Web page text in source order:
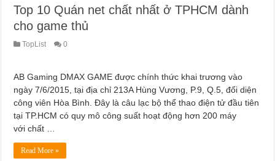
Top 10 Quán net chất nhất ở TPHCM dành
cho game thủ
TopList 0
AB Gaming DMAX GAME được chính thức khai trương vào
ngày 7/6/2015, tại địa chỉ 213A Hùng Vương, P.9, Q.5, đối diện
công viên Hòa Bình. Đây là câu lạc bộ thể thao điện tử đầu tiên
tại TP.HCM có quy mô công suất hoạt động hơn 200 máy
với chất …
Read More »